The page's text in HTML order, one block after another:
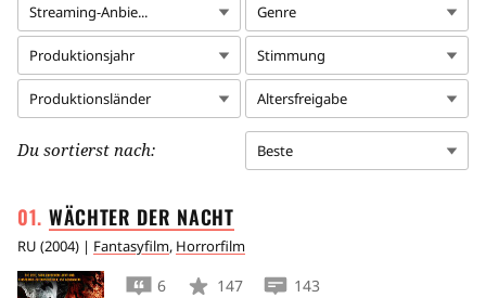
Streaming-Anbie... Genre
Produktionsjahr Stimmung
Produktionsländer Altersfreigabe
Du sortierst nach: Beste
WÄCHTER DER NACHT
RU (2004) | Fantasyfilm, Horrorfilm
6 147
143